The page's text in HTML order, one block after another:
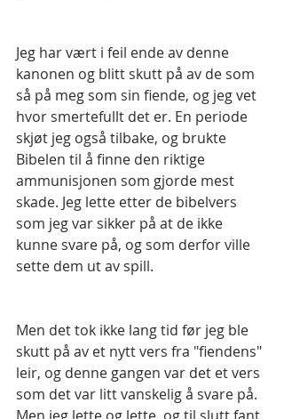
Jeg har vært i feil ende av denne
kanonen og blitt skutt på av de som
så på meg som sin fiende, og jeg vet
hvor smertefullt det er. En periode
skjøt jeg også tilbake, og brukte
Bibelen til å finne den riktige
ammunisjonen som gjorde mest
skade. Jeg lette etter de bibelvers
som jeg var sikker på at de ikke
kunne svare på, og som derfor ville
sette dem ut av spill.
Men det tok ikke lang tid før jeg ble
skutt på av et nytt vers fra "fiendens"
leir, og denne gangen var det et vers
som det var litt vanskelig å svare på.